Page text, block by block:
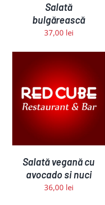
Salată
bulgărească
37,00 lei
Salată vegană cu
avocado si nuci
36,00 lei
ADAUGĂ ÎN COȘ
/
DETALII